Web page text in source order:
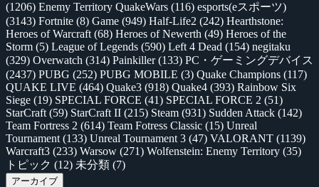
(1206) Enemy Territory QuakeWars (116) esports(eスポーツ)
(3143) Fortnite (8) Game (949) Half-Life2 (242) Hearthstone:
Heroes of Warcraft (68) Heroes of Newerth (49) Heroes of the
Storm (5) League of Legends (590) Left 4 Dead (154) negitaku
(329) Overwatch (314) Painkiller(133) PC・ゲーミングデバイス
(2437) PUBG (252) PUBG MOBILE (3) Quake Champions (117)
QUAKE LIVE (464) Quake3 (918) Quake4 (393) Rainbow Six
Siege (19) SPECIAL FORCE (41) SPECIAL FORCE 2 (51)
StarCraft (59) StarCraft II (215) Steam (931) Sudden Attack (142)
Team Fortress 2 (614) Team Fotress Classic (15) Unreal
Tournament (133) Unreal Tournament 3 (47) VALORANT (1139)
Warcraft3 (233) Warsow (271) Wolfenstein: Enemy Territory (35)
トピック (12) 未分類 (7)
アーカイブ